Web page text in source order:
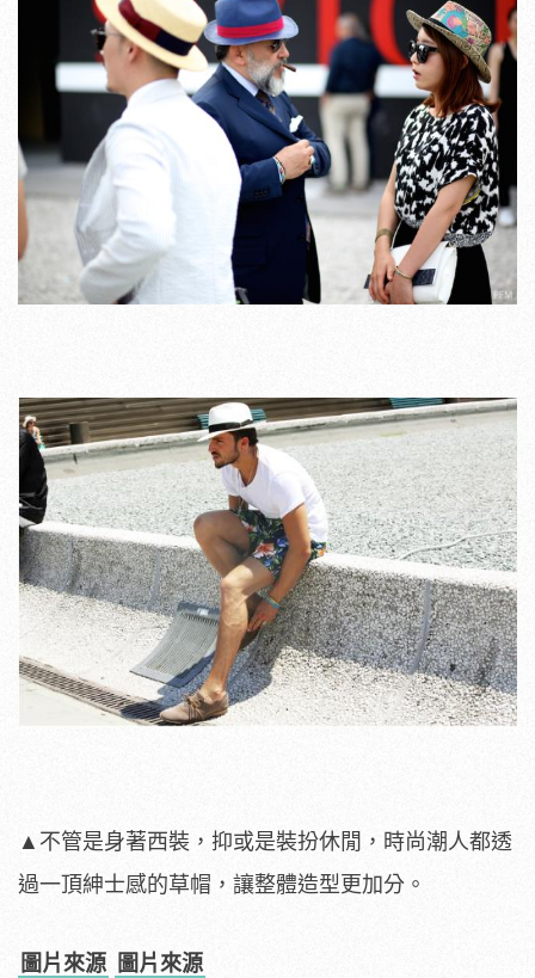
▲不管是身著西裝，抑或是裝扮休閒，時尚潮人都透
過一頂紳士感的草帽，讓整體造型更加分。
圖片來源 圖片來源